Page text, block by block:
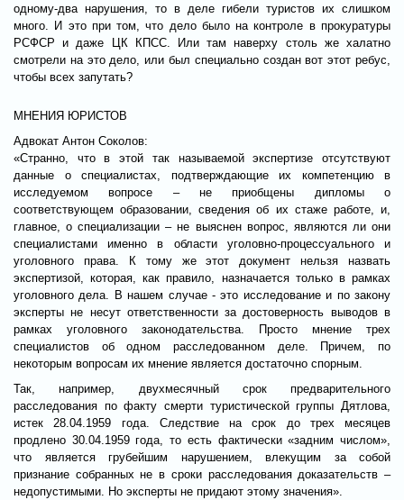
одному-два нарушения, то в деле гибели туристов их слишком
много. И это при том, что дело было на контроле в прокуратуры
РСФСР и даже ЦК КПСС. Или там наверху столь же халатно
смотрели на это дело, или был специально создан вот этот ребус,
чтобы всех запутать?
МНЕНИЯ ЮРИСТОВ
Адвокат Антон Соколов:
«Странно, что в этой так называемой экспертизе отсутствуют
данные о специалистах, подтверждающие их компетенцию в
исследуемом вопросе – не приобщены дипломы о
соответствующем образовании, сведения об их стаже работе, и,
главное, о специализации – не выяснен вопрос, являются ли они
специалистами именно в области уголовно-процессуального и
уголовного права. К тому же этот документ нельзя назвать
экспертизой, которая, как правило, назначается только в рамках
уголовного дела. В нашем случае - это исследование и по закону
эксперты не несут ответственности за достоверность выводов в
рамках уголовного законодательства. Просто мнение трех
специалистов об одном расследованном деле. Причем, по
некоторым вопросам их мнение является достаточно спорным.
Так, например, двухмесячный срок предварительного
расследования по факту смерти туристической группы Дятлова,
истек 28.04.1959 года. Следствие на срок до трех месяцев
продлено 30.04.1959 года, то есть фактически «задним числом»,
что является грубейшим нарушением, влекущим за собой
признание собранных не в сроки расследования доказательств –
недопустимыми. Но эксперты не придают этому значения».